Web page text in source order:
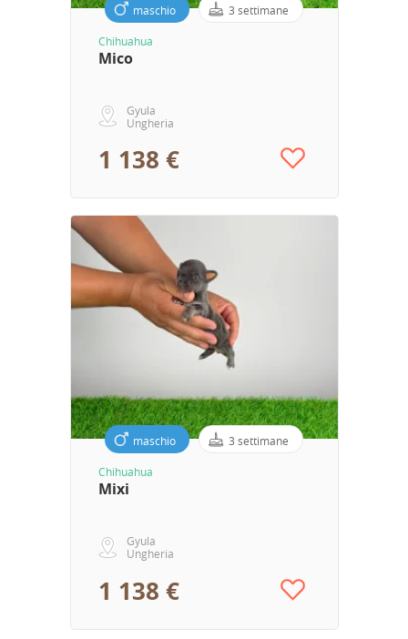
maschio 3 settimane
Chihuahua
Mico
Gyula
Ungheria
1 138 €
maschio 3 settimane
Chihuahua
Mixi
Gyula
Ungheria
1 138 €